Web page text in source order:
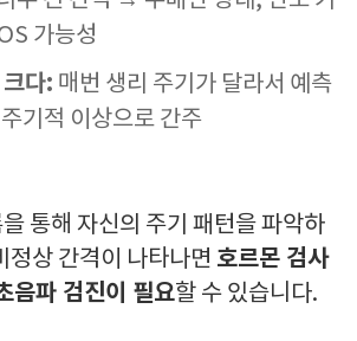
가능성
다: 매번 생리 주기가 달라서 예측
기적 이상으로 간주
통해 자신의 주기 패턴을 파악하
정상 간격이 나타나면 호르몬 검사
음파 검진이 필요할 수 있습니다.